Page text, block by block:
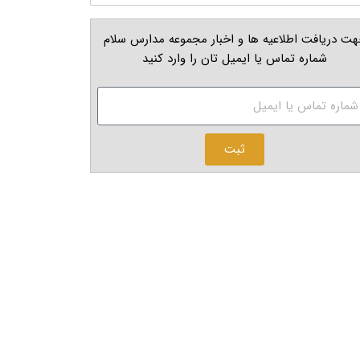
دریافت اطلاعیه ها و اخبار مجموعه مدارس سلام
شماره تماس یا ایمیل تان را وارد کنید
ثبت